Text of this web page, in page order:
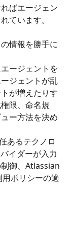
ばエージェン
ています。
情報を勝手に
ージェントを
ジェントが乱
が増えたりす
限、命名規
ー方法を決め
あるテクノロ
イダーが入力
御、Atlassian
ポリシーの適